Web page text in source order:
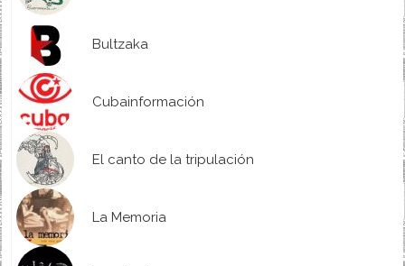
Bultzaka
Cubainformación
El canto de la tripulación
La Memoria